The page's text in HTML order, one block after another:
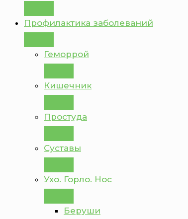
Профилактика заболеваний
Геморрой
Кишечник
Простуда
Суставы
Ухо. Горло. Нос
Беруши